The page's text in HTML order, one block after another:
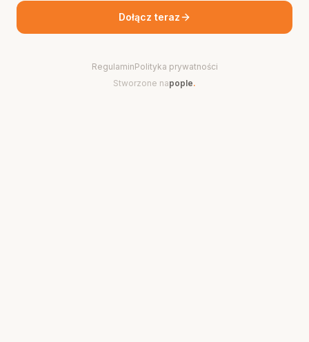
Dołącz teraz
RegulaminPolityka prywatności
Stworzone napople.